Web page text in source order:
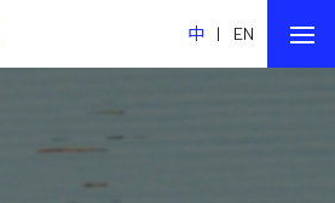
中 | EN